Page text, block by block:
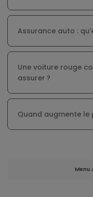
Assurance auto :
Une voiture rouge
assurer ?
Quand augmente le
Menu